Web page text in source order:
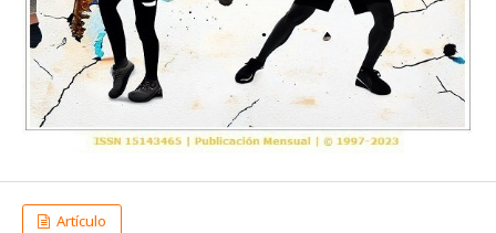
Artículo